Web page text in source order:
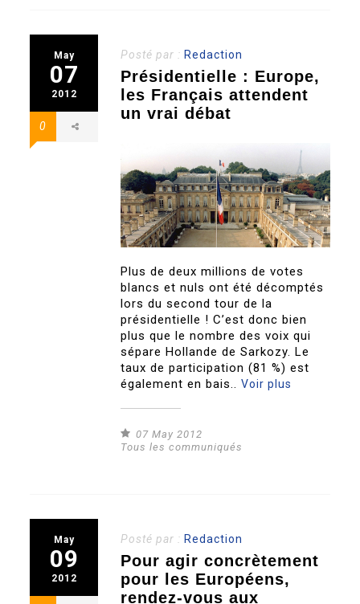
May
07
2012
0
Posté par : Redaction
Présidentielle : Europe,
les Français attendent
un vrai débat
Plus de deux millions de votes
blancs et nuls ont été décomptés
lors du second tour de la
présidentielle ! C’est donc bien
plus que le nombre des voix qui
sépare Hollande de Sarkozy. Le
taux de participation (81 %) est
également en bais..Voir plus
07 May 2012
Tous les communiqués
May
09
2012
Posté par : Redaction
Pour agir concrètement
pour les Européens,
rendez-vous aux